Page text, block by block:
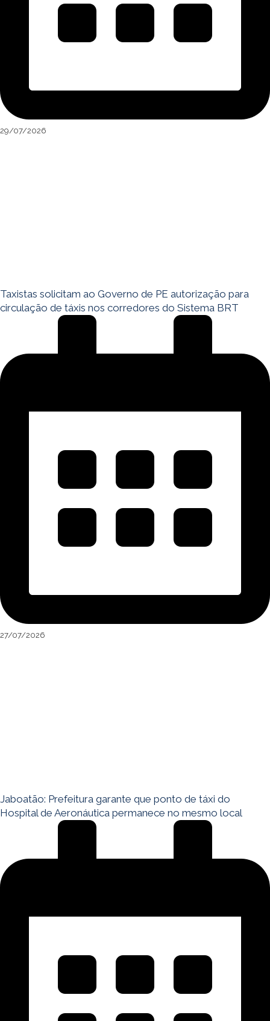
29/07/2026
Taxistas solicitam ao Governo de PE autorização para
circulação de táxis nos corredores do Sistema BRT
27/07/2026
Jaboatão: Prefeitura garante que ponto de táxi do
Hospital de Aeronáutica permanece no mesmo local